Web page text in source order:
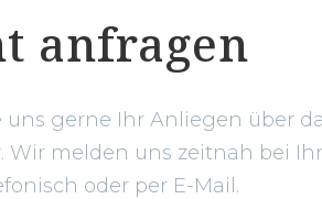
anfragen
uns gerne Ihr Anliegen über
Wir melden uns zeitnah bei
oder per E-Mail.